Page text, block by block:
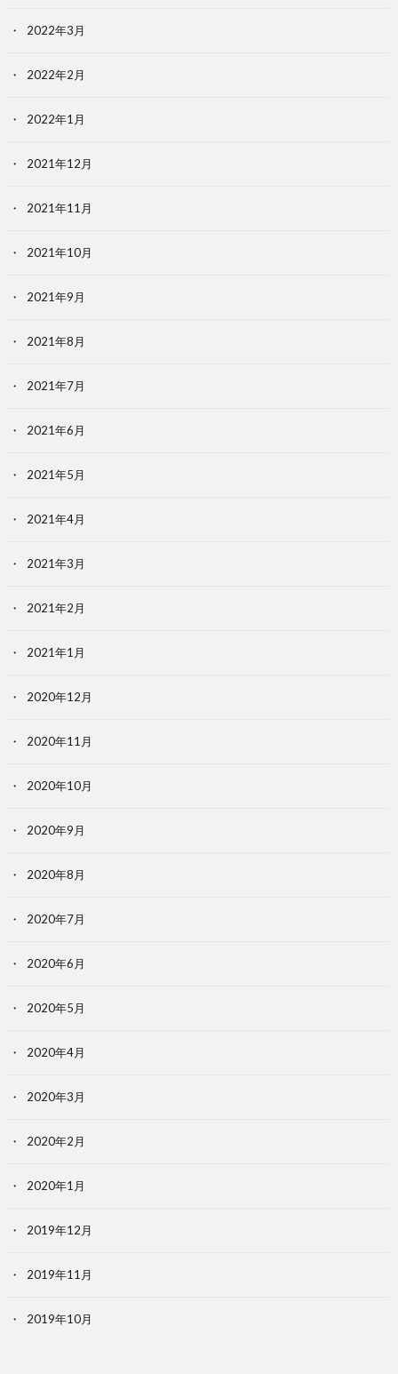
2022年3月
2022年2月
2022年1月
2021年12月
2021年11月
2021年10月
2021年9月
2021年8月
2021年7月
2021年6月
2021年5月
2021年4月
2021年3月
2021年2月
2021年1月
2020年12月
2020年11月
2020年10月
2020年9月
2020年8月
2020年7月
2020年6月
2020年5月
2020年4月
2020年3月
2020年2月
2020年1月
2019年12月
2019年11月
2019年10月